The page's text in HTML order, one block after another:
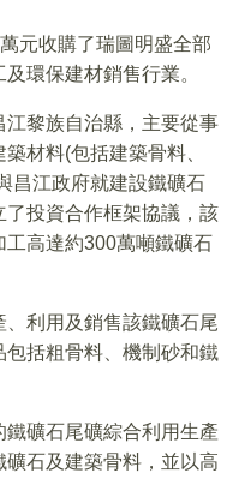
元收購了瑞圖明盛全部
環保建材銷售行業。
黎族自治縣，主要從事
材料(包括建築骨料、
昌江政府就建設鐵礦石
了投資合作框架協議，該
工高達約300萬噸鐵礦石
利用及銷售該鐵礦石尾
括粗骨料、機制砂和鐵
礦石尾礦綜合利用生產
石及建築骨料，並以高